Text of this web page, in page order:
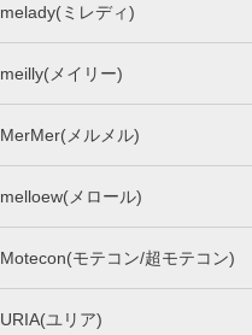
melady(ミレディ)
meilly(メイリー)
MerMer(メルメル)
melloew(メロール)
Motecon(モテコン/超モテコン)
URIA(ユリア)